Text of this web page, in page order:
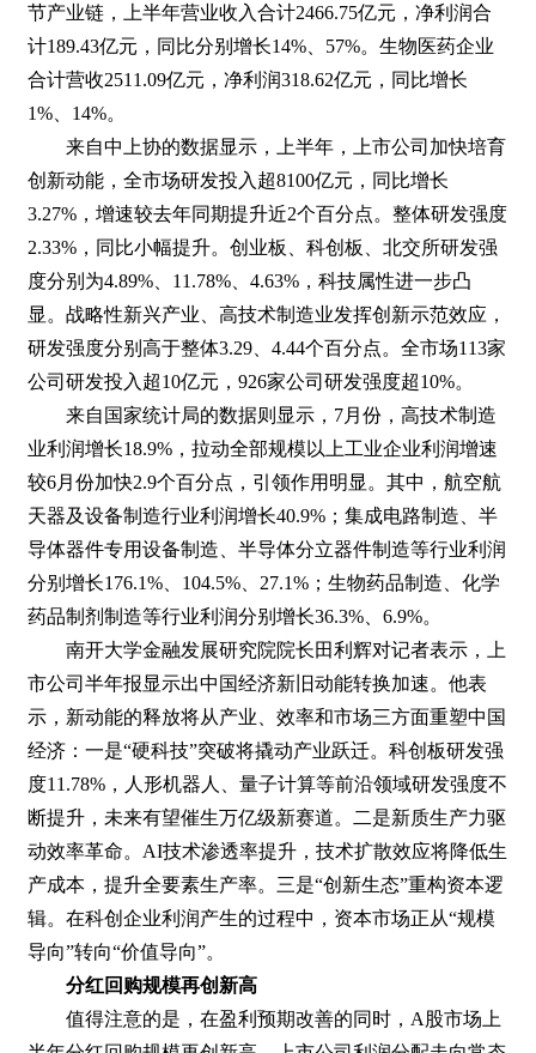
节产业链，上半年营业收入合计2466.75亿元，净利润合
计189.43亿元，同比分别增长14%、57%。生物医药企业
合计营收2511.09亿元，净利润318.62亿元，同比增长
1%、14%。
来自中上协的数据显示，上半年，上市公司加快培育
创新动能，全市场研发投入超8100亿元，同比增长
3.27%，增速较去年同期提升近2个百分点。整体研发强度
2.33%，同比小幅提升。创业板、科创板、北交所研发强
度分别为4.89%、11.78%、4.63%，科技属性进一步凸
显。战略性新兴产业、高技术制造业发挥创新示范效应，
研发强度分别高于整体3.29、4.44个百分点。全市场113家
公司研发投入超10亿元，926家公司研发强度超10%。
来自国家统计局的数据则显示，7月份，高技术制造
业利润增长18.9%，拉动全部规模以上工业企业利润增速
较6月份加快2.9个百分点，引领作用明显。其中，航空航
天器及设备制造行业利润增长40.9%；集成电路制造、半
导体器件专用设备制造、半导体分立器件制造等行业利润
分别增长176.1%、104.5%、27.1%；生物药品制造、化学
药品制剂制造等行业利润分别增长36.3%、6.9%。
南开大学金融发展研究院院长田利辉对记者表示，上
市公司半年报显示出中国经济新旧动能转换加速。他表
示，新动能的释放将从产业、效率和市场三方面重塑中国
经济：一是“硬科技”突破将撬动产业跃迁。科创板研发强
度11.78%，人形机器人、量子计算等前沿领域研发强度不
断提升，未来有望催生万亿级新赛道。二是新质生产力驱
动效率革命。AI技术渗透率提升，技术扩散效应将降低生
产成本，提升全要素生产率。三是“创新生态”重构资本逻
辑。在科创企业利润产生的过程中，资本市场正从“规模
导向”转向“价值导向”。
分红回购规模再创新高
值得注意的是，在盈利预期改善的同时，A股市场上